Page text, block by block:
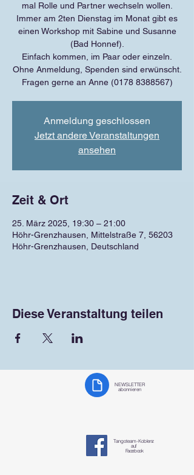
mal Rolle und Partner wechseln wollen.
Immer am 2ten Dienstag im Monat gibt es
einen Workshop mit Sabine und Susanne
(Bad Honnef).
Einfach kommen, im Paar oder einzeln.
Ohne Anmeldung, Spenden sind erwünscht.
Fragen gerne an Anne (0178 8388567)
Anmeldung geschlossen
Jetzt andere Veranstaltungen
ansehen
Zeit & Ort
25. März 2025, 19:30 – 21:00
Höhr-Grenzhausen, Mittelstraße 7, 56203
Höhr-Grenzhausen, Deutschland
Diese Veranstaltung teilen
NEWSLETTER
abonnieren
Tangoteam-Koblenz
auf
Facebook